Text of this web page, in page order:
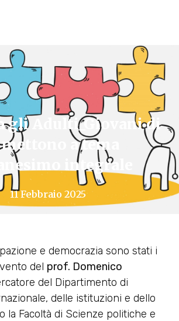
gli Adulti_Giovani di
mettono a tema
integrale
11 Febbraio 2025
e democrazia sono stati i
del prof. Domenico
del Dipartimento di
delle istituzioni e dello
la Facoltà di Scienze politiche e